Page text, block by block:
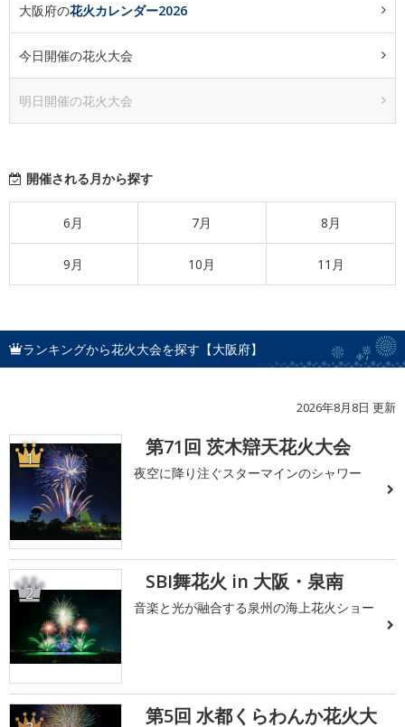
大阪府の花火カレンダー2026
今日開催の花火大会
明日開催の花火大会
開催される月から探す
6月 7月 8月
9月 10月 11月
ランキングから花火大会を探す【大阪府】
2026年8月8日 更新
1 第71回 茨木辯天花火大会
夜空に降り注ぐスターマインのシャワー
2 SBI舞花火 in 大阪・泉南
音楽と光が融合する泉州の海上花火ショー
第5回 水都くらわんか花火大